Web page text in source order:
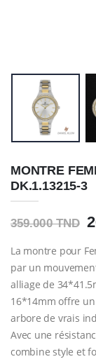
MONTRE
DK.1.13215-3
359.000 TND
La montre pour
par un
alliage de
16*14mm offre
arbore de vrais
Avec une
combine style et